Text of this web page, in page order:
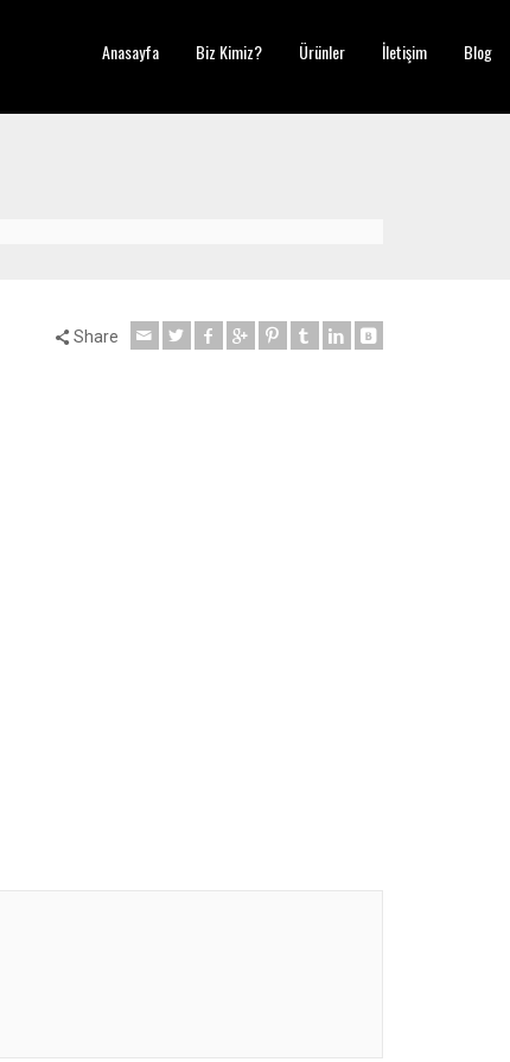
Anasayfa Biz Kimiz? Ürünler İletişim Blog
Share